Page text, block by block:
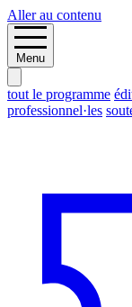
Aller au contenu
Menu
tout le programme
professionnel·les